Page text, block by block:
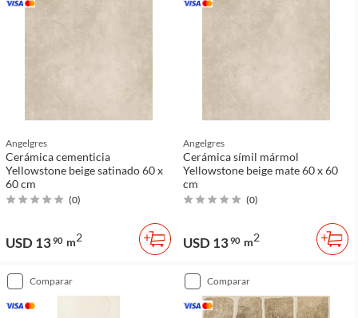
Angelgres
Cerámica cementicia
Yellowstone beige satinado 60 x
60 cm
(0)
USD 1390 m2
Angelgres
Cerámica símil mármol
Yellowstone beige mate 60 x 60
cm
(0)
USD 1390 m2
comparar comparar